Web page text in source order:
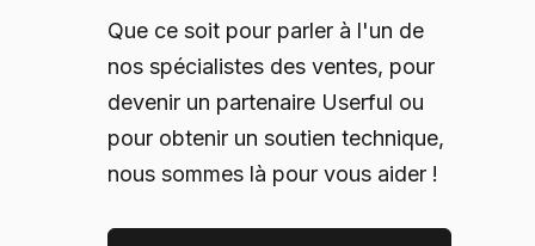
Que ce soit pour parler à l'un de
nos spécialistes des ventes, pour
devenir un partenaire Userful ou
pour obtenir un soutien technique,
nous sommes là pour vous aider !